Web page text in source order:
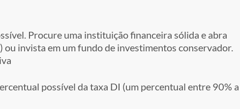
Procure uma instituição financeira sólida e abra
ou invista em um fundo de investimentos conservador.
possível da taxa DI (um percentual entre 90% a